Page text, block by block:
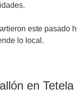
este pasado
lo local.
en